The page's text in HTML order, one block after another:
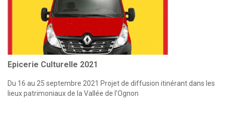
Epicerie Culturelle 2021
Du 16 au 25 septembre 2021 Projet de diffusion itinérant dans les
lieux patrimoniaux de la Vallée de l’Ognon